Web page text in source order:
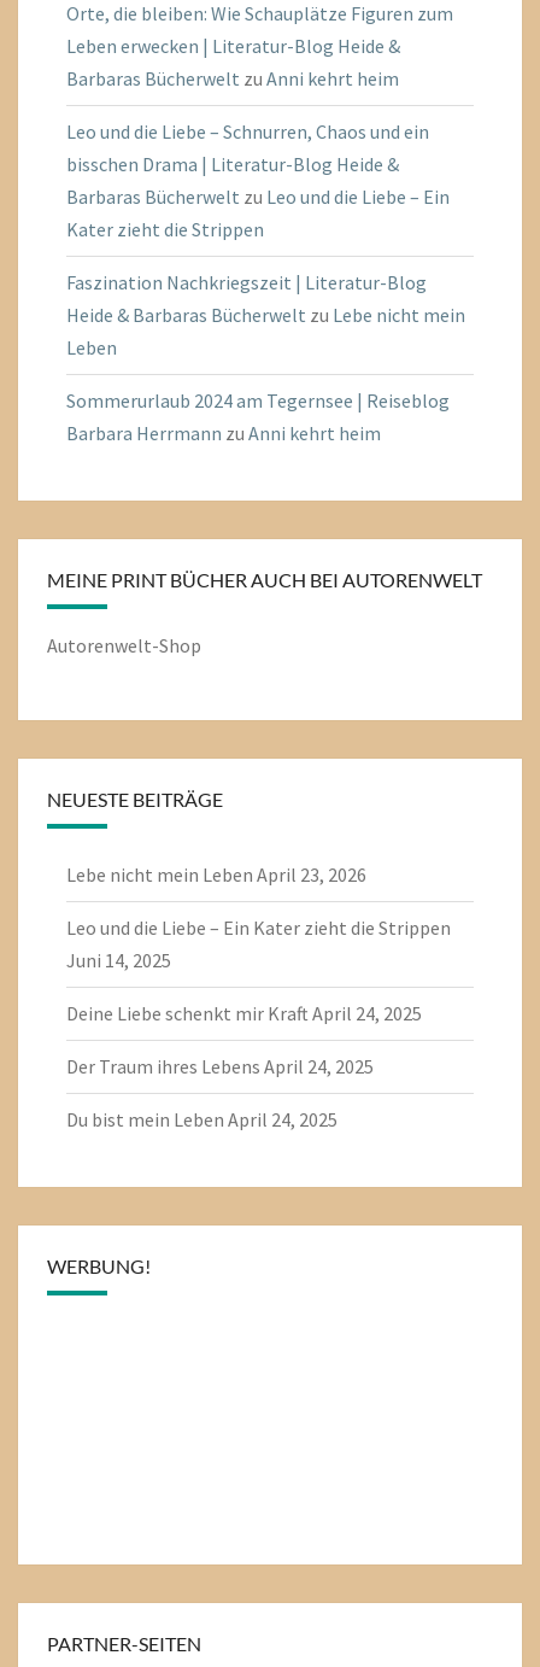
Orte, die bleiben: Wie Schauplätze Figuren zum
Leben erwecken | Literatur-Blog Heide &
Barbaras Bücherwelt zu Anni kehrt heim
Leo und die Liebe – Schnurren, Chaos und ein
bisschen Drama | Literatur-Blog Heide &
Barbaras Bücherwelt zu Leo und die Liebe – Ein
Kater zieht die Strippen
Faszination Nachkriegszeit | Literatur-Blog
Heide & Barbaras Bücherwelt zu Lebe nicht mein
Leben
Sommerurlaub 2024 am Tegernsee | Reiseblog
Barbara Herrmann zu Anni kehrt heim
MEINE PRINT BÜCHER AUCH BEI AUTORENWELT
Autorenwelt-Shop
NEUESTE BEITRÄGE
Lebe nicht mein Leben April 23, 2026
Leo und die Liebe – Ein Kater zieht die Strippen
Juni 14, 2025
Deine Liebe schenkt mir KraftApril 24, 2025
Der Traum ihres Lebens April 24, 2025
Du bist mein Leben April 24, 2025
WERBUNG!
PARTNER-SEITEN